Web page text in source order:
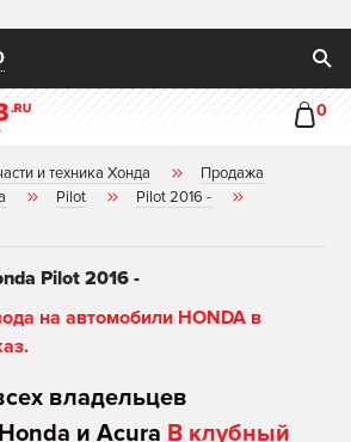
0
и техника Хонда
Продажа
Pilot
Pilot 2016 -
Pilot 2016 -
на автомобили HONDA в
владельцев
и Acura В клубный